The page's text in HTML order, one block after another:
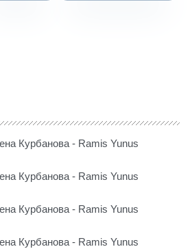
Курбанова - Ramis Yunus
Курбанова - Ramis Yunus
Курбанова - Ramis Yunus
Курбанова - Ramis Yunus